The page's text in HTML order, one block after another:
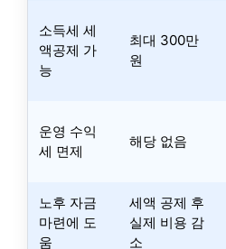
소득세 세
액공제 가
능
최대 300만
원
운영 수익
세 면제
해당 없음
노후 자금
마련에 도
움
세액 공제 후
실제 비용 감
소